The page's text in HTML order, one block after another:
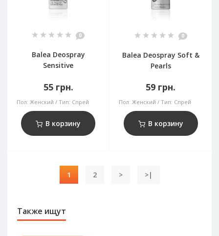
0
Balea Deospray
Sensitive
55 грн.
Пол: Женский Тип: Спрей
В корзину
0
Balea Deospray Soft &
Pearls
59 грн.
Пол: Женский Тип: Спрей
В корзину
1 2 > >|
Также ищут